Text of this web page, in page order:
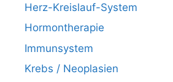
Herz-Kreislauf-System
Hormontherapie
Immunsystem
Krebs / Neoplasien